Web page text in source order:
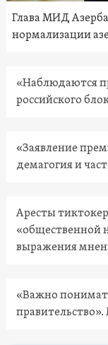
Глава МИД
нормализации
«Наблюдаются
российского
«Заявление
демагогия и
Аресты
«общественной
выражения
«Важно